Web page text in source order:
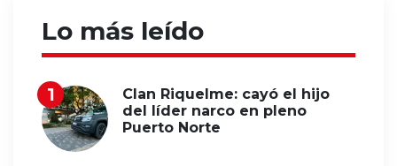
Lo más leído
Clan Riquelme: cayó el hijo
del líder narco en pleno
Puerto Norte